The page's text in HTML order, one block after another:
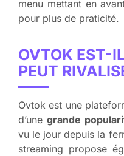
menu mettant en
pour plus de praticité.
OVTOK EST-
PEUT
Ovtok est une
d’unegrande
vu le jour depuis la
streaming propose